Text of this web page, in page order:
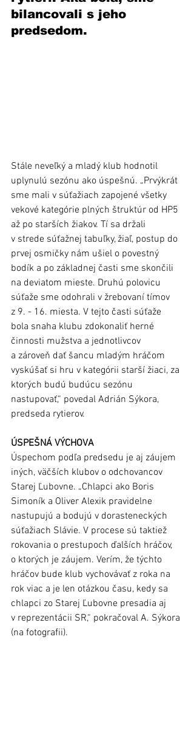
bilancovali s jeho
predsedom.
Stále neveľký a mladý klub hodnotil
uplynulú sezónu ako úspešnú. „Prvýkrát
sme mali v súťažiach zapojené všetky
vekové kategórie plných štruktúr od HP5
až po starších žiakov. Tí sa držali
v strede súťažnej tabuľky, žiaľ, postup do
prvej osmičky nám ušiel o povestný
bodík a po základnej časti sme skončili
na deviatom mieste. Druhú polovicu
súťaže sme odohrali v žrebovaní tímov
z 9. - 16. miesta. V tejto časti súťaže
bola snaha klubu zdokonaliť herné
činnosti mužstva a jednotlivcov
a zároveň dať šancu mladým hráčom
vyskúšať si hru v kategórii starší žiaci, za
ktorých budú budúcu sezónu
nastupovať,“ povedal Adrián Sýkora,
predseda rytierov.
ÚSPEŠNÁ VÝCHOVA
Úspechom podľa predsedu je aj záujem
iných, väčších klubov o odchovancov
Starej Ľubovne. „Chlapci ako Boris
Simoník a Oliver Alexik pravidelne
nastupujú a bodujú v dorasteneckých
súťažiach Slávie. V procese sú taktiež
rokovania o prestupoch ďalších hráčov,
o ktorých je záujem. Verím, že týchto
hráčov bude klub vychovávať z roka na
rok viac a je len otázkou času, kedy sa
chlapci zo Starej Ľubovne presadia aj
v reprezentácii SR,“ pokračoval A. Sýkora
(na fotografii).